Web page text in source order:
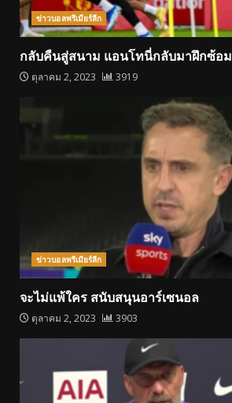
ข่าวบอลพรีเมียร์ลีก
กลับคืนสู่สนาม แอนโทนี่กลับมาฝึกซ้อม
ตุลาคม 2, 2023 3919
ข่าวบอลพรีเมียร์ลีก
จะไม่แพ้ใคร สนับสนุนอาร์เซนอล
ตุลาคม 2, 2023 3903